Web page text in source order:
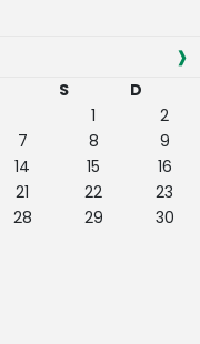
❱
S
D
1
2
7 8
9
14 15
16
21 22
23
28 29
30